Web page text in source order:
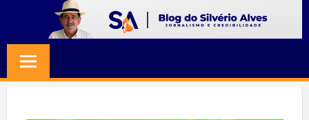
content
SILVERIO
Jornalismo
Credibilidade